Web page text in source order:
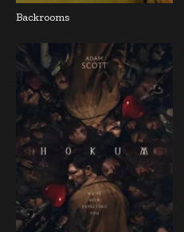
Backrooms